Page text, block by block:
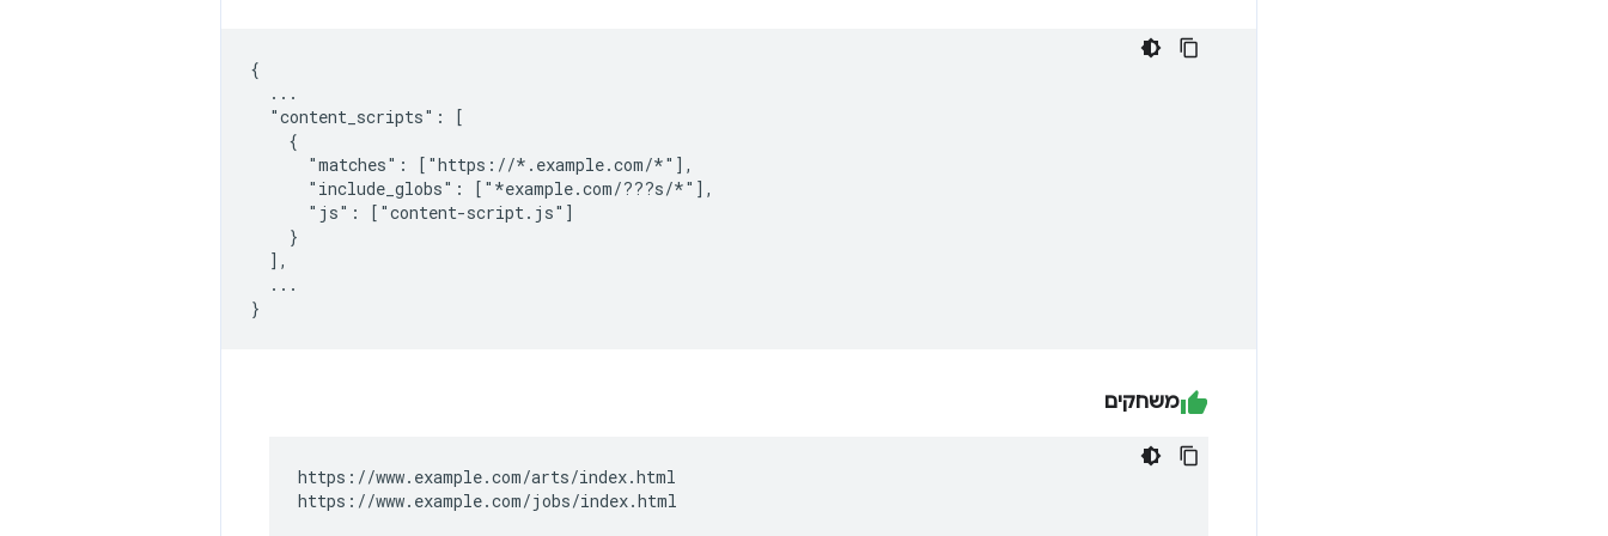
{
  ...
  "content_scripts": [
    {
      "matches": ["https://*.example.com/*"],
      "include_globs": ["*example.com/???s/*"],
      "js": ["content-script.js"]
    }
  ],
  ...
משחקים
https://www.example.com/arts/index.html
https://www.example.com/jobs/index.html